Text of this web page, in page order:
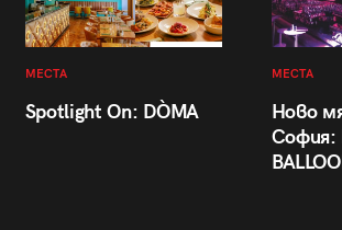
МЕСТА
Spotlight On: DÒMA
МЕСТА
Ново
София: